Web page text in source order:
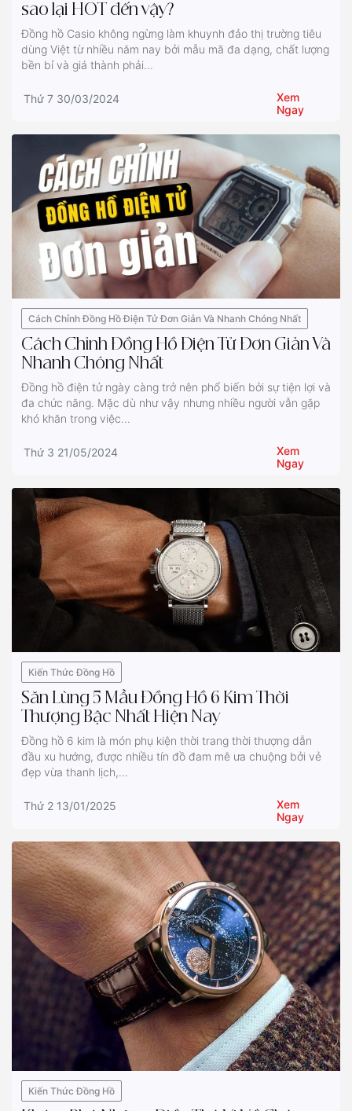
sao lại HOT đến vậy?
Đồng hồ Casio không ngừng làm khuynh đảo thị trường tiêu
dùng Việt từ nhiều năm nay bởi mẫu mã đa dạng, chất lượng
bền bỉ và giá thành phải...
Thứ 7 30/03/2024
Xem
Ngay
Cách Chỉnh Đồng Hồ Điện Tử Đơn Giản Và Nhanh Chóng Nhất
Cách Chỉnh Đồng Hồ Điện Tử Đơn Giản Và
Nhanh Chóng Nhất
Đồng hồ điện tử ngày càng trở nên phổ biến bởi sự tiện lợi và
đa chức năng. Mặc dù như vậy nhưng nhiều người vẫn gặp
khó khăn trong việc...
Thứ 3 21/05/2024
Xem
Ngay
Kiến Thức Đồng Hồ
Săn Lùng 5 Mẫu Đồng Hồ 6 Kim Thời
Thượng Bậc Nhất Hiện Nay
Đồng hồ 6 kim là món phụ kiện thời trang thời thượng dẫn
đầu xu hướng, được nhiều tín đồ đam mê ưa chuộng bởi vẻ
đẹp vừa thanh lịch,...
Thứ 2 13/01/2025
Xem
Ngay
Kiến Thức Đồng Hồ